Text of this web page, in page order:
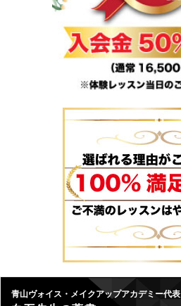
青山ヴォイス・メイクアップアカデミー代表